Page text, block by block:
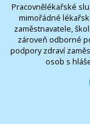
Pracovnělékařské
mimořádné
zaměstnavatele,
zároveň odborné
podpory zdraví
osob s